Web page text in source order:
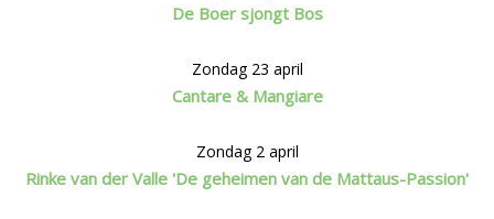
De Boer sjongt Bos
Zondag 23 april
Cantare & Mangiare
Zondag 2 april
Rinke van der Valle 'De geheimen van de Mattaus-Passion'